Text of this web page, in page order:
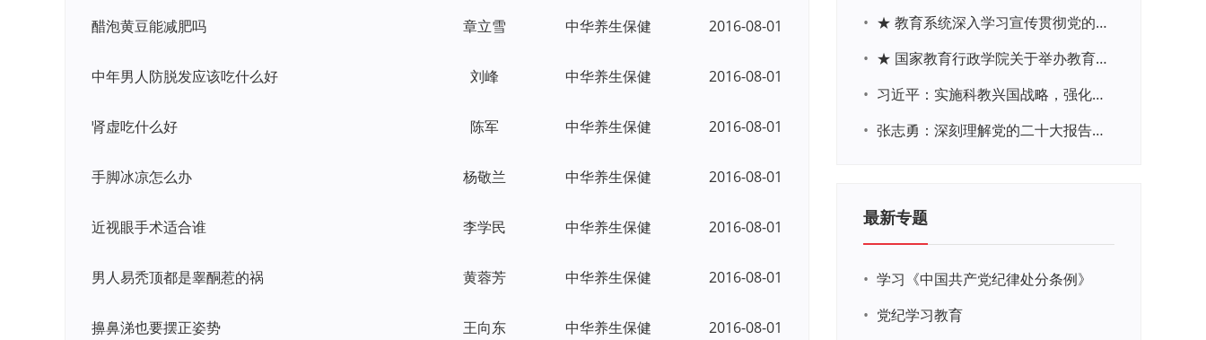
醋泡黄豆能减肥吗 章立雪 中华养生保健 2016-08-01
中年男人防脱发应该吃什么好 刘峰 中华养生保健 2016-08-01
肾虚吃什么好 陈军 中华养生保健 2016-08-01
手脚冰凉怎么办 杨敬兰 中华养生保健 2016-08-01
近视眼手术适合谁 李学民 中华养生保健 2016-08-01
男人易秃顶都是睾酮惹的祸 黄蓉芳 中华养生保健 2016-08-01
擤鼻涕也要摆正姿势 王向东 中华养生保健 2016-08-01
•
★ 教育系统深入学习宣传贯彻党的二十大精神学习专题
•
★ 国家教育行政学院关于举办教育系统深入学习宣传贯彻党的二十大精神专题网络培训的通知
•
习近平：实施科教兴国战略，强化现代化建设人才支撑
•
张志勇：深刻理解党的二十大报告关于教育的新思想、新战略、新要求
最新专题
• 学习《中国共产党纪律处分条例》
• 党纪学习教育